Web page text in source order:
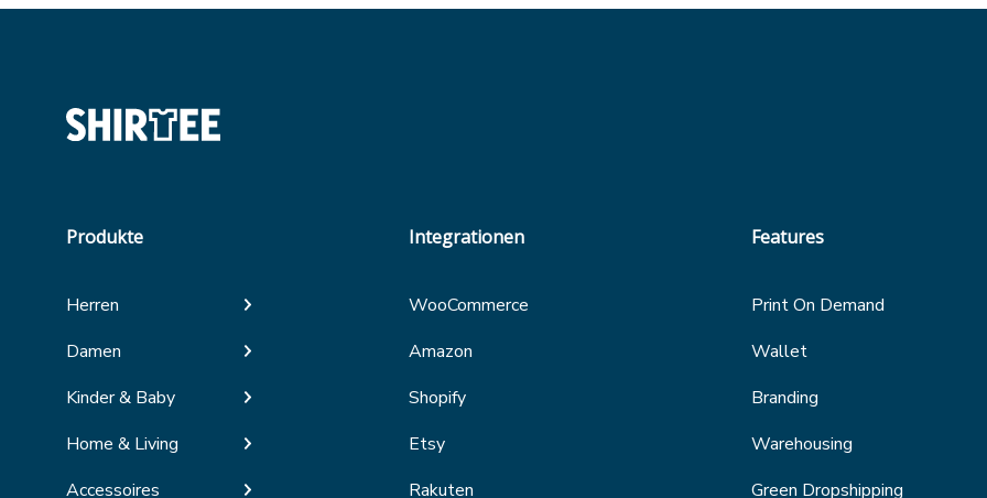
Produkte
Herren
Damen
Kinder & Baby
Home & Living
Accessoires
Integrationen
WooCommerce
Amazon
Shopify
Etsy
Rakuten
Features
Print On Demand
Wallet
Branding
Warehousing
Green Dropshipping